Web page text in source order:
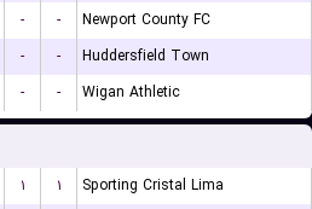
- -
Newport County FC
- -
Huddersfield Town
- - Wigan Athletic
۱ ۱
Sporting Cristal Lima